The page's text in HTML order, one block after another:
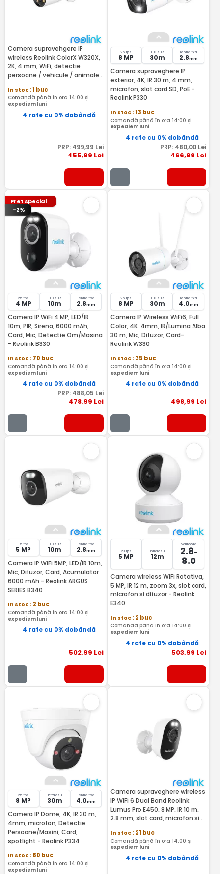
Camera supravehgere IP
wireless Reolink ColorX W320X,
2K, 4 mm, WiFi, detectie
persoane / vehicule / animale,
difuzor, slot card
In stoc: 1 buc
Comandă până în ora 14:00 și
expediem luni
4 rate cu 0% dobândă
PRP: 499,99 Lei
455,99 Lei
25 fps
8 MP
LED si IR
30m
lentila fixa
2.8mm
Camera supraveghere IP
exterior, 4K, IR 30 m, 4 mm,
microfon, slot card SD, PoE -
Reolink P330
In stoc: 13 buc
Comandă până în ora 14:00 și
expediem luni
4 rate cu 0% dobândă
PRP: 480,00 Lei
466,99 Lei
Pret special
-2%
25 fps
4 MP
LED si IR
10m
lentila fixa
2.8mm
Camera IP WiFi 4 MP, LED/IR
10m, PIR, Sirena, 6000 mAh,
Card, Mic, Detectie Om/Masina
- Reolink B330
In stoc: 70 buc
Comandă până în ora 14:00 și
expediem luni
4 rate cu 0% dobândă
PRP: 488,05 Lei
478,99 Lei
25 fps
8 MP
LED si IR
30m
lentila fixa
4.0mm
Camera IP Wireless WiFi6, Full
Color, 4K, 4mm, IR/Lumina Alba
30 m, Mic, Difuzor, Card-
Reolink W330
In stoc: 35 buc
Comandă până în ora 14:00 și
expediem luni
4 rate cu 0% dobândă
498,99 Lei
15 fps
5 MP
LED si IR
10m
lentila fixa
2.8mm
Camera IP WiFi 5MP, LED/IR 10m,
Mic, Difuzor, Card, Acumulator
6000 mAh - Reolink ARGUS
SERIES B340
In stoc: 2 buc
Comandă până în ora 14:00 și
expediem luni
4 rate cu 0% dobândă
502,99 Lei
20 fps
5 MP
Infrarosu
12m
varifocala
2.8-
8.0
Camera wireless WiFi Rotativa,
5 MP, IR 12 m, zoom 3x, slot card,
microfon si difuzor - Reolink
E340
In stoc: 2 buc
Comandă până în ora 14:00 și
expediem luni
4 rate cu 0% dobândă
503,99 Lei
25 fps
8 MP
Infrarosu
30m
lentila fixa
4.0mm
Camera IP Dome, 4K, IR 30 m,
4mm, microfon, Detectie
Persoane/Masini, Card,
spotlight - Reolink P334
In stoc: 80 buc
Comandă până în ora 14:00 și
expediem luni
Camera supraveghere wireless
IP WiFi 6 Dual Band Reolink
Lumus Pro E450, 8 MP, IR 10 m,
2.8 mm, slot card, microfon si
om/vehicul/animal, sirena,
timelapse, Bluetooth
In stoc: 21 buc
Comandă până în ora 14:00 și
expediem luni
4 rate cu 0% dobândă